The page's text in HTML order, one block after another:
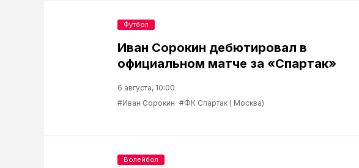
Иван Сорокин дебютировал в
официальном матче за «Спартак»
6 августа, 10:00
#Иван Сорокин #ФК Спартак ( Москва)
Футбол
Волейбол